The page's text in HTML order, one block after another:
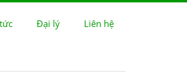
Đại lý Liên hệ